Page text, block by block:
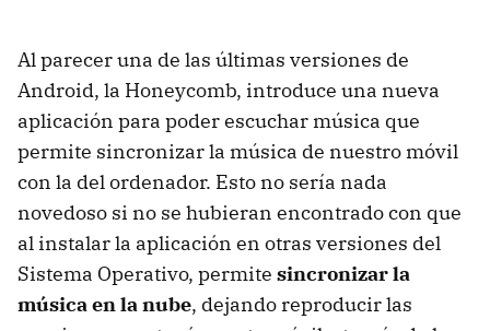
Al parecer una de las últimas versiones de
Android, la Honeycomb, introduce una nueva
aplicación para poder escuchar música que
permite sincronizar la música de nuestro móvil
con la del ordenador. Esto no sería nada
novedoso si no se hubieran encontrado con que
al instalar la aplicación en otras versiones del
Sistema Operativo, permite sincronizar la
música en la nube, dejando reproducir las